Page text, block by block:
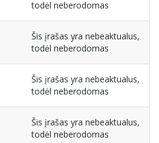
todėl neberodomas
Šis įrašas yra nebeaktualus,
todėl neberodomas
Šis įrašas yra nebeaktualus,
todėl neberodomas
Šis įrašas yra nebeaktualus,
todėl neberodomas